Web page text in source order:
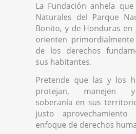
La Fundación anhela
Naturales del Parque
Bonito, y de Honduras en
orienten
de los derechos
sus habitantes.
Pretende que las y los
protejan, manejen
soberanía en sus
justo
enfoque de derechos